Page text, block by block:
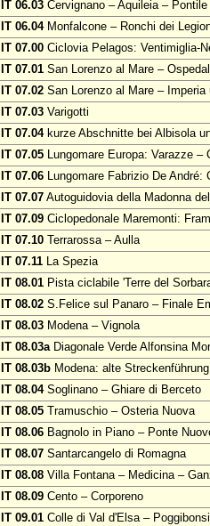
IT 06.03 Cervignano – Aquileia –
IT 06.04Monfalcone – Ronchi dei
IT 07.00 Ciclovia Pelagos: Ventimiglia-
IT 07.01 San Lorenzo al Mare –
IT 07.02 San Lorenzo al Mare – Imperia
IT 07.03 Varigotti
IT 07.04kurze Abschnitte bei Albisola
IT 07.05 Lungomare Europa: Varazze –
IT 07.06 Lungomare Fabrizio De André:
IT 07.07 Autoguidovia della Madonna
IT 07.09 Ciclopedonale Maremonti:
IT 07.10 Terrarossa – Aulla
IT 07.11 La Spezia
IT 08.01 Pista ciclabile 'Terre del
IT 08.02 S.Felice sul Panaro – Finale
IT 08.03 Modena – Vignola
IT 08.03aDiagonale Verde Alfonsina
IT 08.03b Modena: alte
IT 08.04Soglinano – Ghiare di Berceto
IT 08.05 Tramuschio – Osteria Nuova
IT 08.06 Bagnolo in Piano – Ponte
IT 08.07 Santarcangelo di Romagna
IT 08.08 Villa Fontana – Medicina –
IT 08.09 Cento – Corporeno
IT 09.01 Colle di Val d'Elsa – Poggibonsi